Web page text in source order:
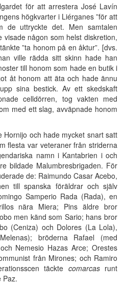
för att arrestera José Lavín
högkvarter i Liérganes ”för att
de uttryckte det. Men samtalen
visade någon som helst diskretion,
”ta honom på en åktur”. [dvs.
ville rädda sitt skinn hade han
till honom som hade en butik i
åt honom att äta och hade ännu
sina bestick. Av ett skedskaft
celldörren, tog vakten med
med ett slag, avväpnade honom
och hade mycket snart satt
flesta var veteraner från striderna
namn i Kantabrien i och
bildade Malumbresbrigaden. För
de: Raimundo Casar Acebo,
till spanska föräldrar och själv
Samperio Rada (Rada), en
nära Miera; Pins äldre bror
men känd som Sario; hans bror
(Ceniza) och Dolores (La Lola),
bröderna Rafael (med
Nemesio Hazas Arce; Orestes
från Mirones; och Ramiro
täckte comarcasrunt
Paz.